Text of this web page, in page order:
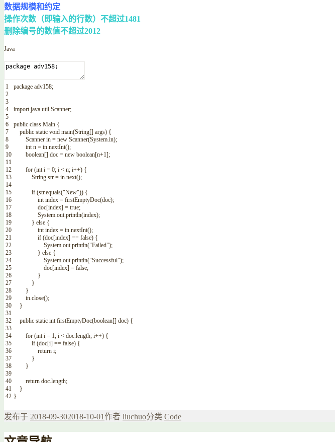
数据规模和约定
操作次数（即输入的行数）不超过1481
删除编号的数值不超过2012
Java
1
2
3
4
5
6
7
8
9
10
11
12
13
14
15
16
17
18
19
20
21
22
23
24
25
26
27
28
29
30
31
32
33
34
35
36
37
38
39
40
41
42
package adv158;
import java.util.Scanner;
public class Main {
public static void main(String[] args) {
Scanner in = new Scanner(System.in);
int n = in.nextInt();
boolean[] doc = new boolean[n+1];
for (int i = 0; i < n; i++) {
String str = in.next();
if (str.equals("New")) {
int index = firstEmptyDoc(doc);
doc[index] = true;
System.out.println(index);
} else {
int index = in.nextInt();
if (doc[index] == false) {
System.out.println("Failed");
} else {
System.out.println("Successful");
doc[index] = false;
}
}
}
in.close();
}
public static int firstEmptyDoc(boolean[] doc) {
for (int i = 1; i < doc.length; i++) {
if (doc[i] == false) {
return i;
}
}
return doc.length;
}
}
发布于 2018-09-302018-10-01作者 liuchuo分类 Code